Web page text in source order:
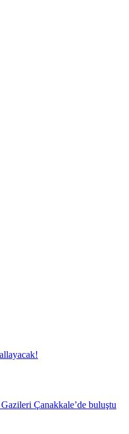
Gazileri Çanakkale’de buluştu